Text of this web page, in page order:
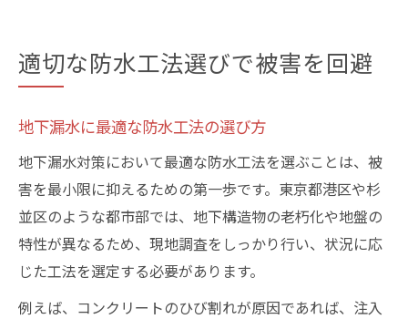
適切な防水工法選びで被害を回避
地下漏水に最適な防水工法の選び方
地下漏水対策において最適な防水工法を選ぶことは、被
害を最小限に抑えるための第一歩です。東京都港区や杉
並区のような都市部では、地下構造物の老朽化や地盤の
特性が異なるため、現地調査をしっかり行い、状況に応
じた工法を選定する必要があります。
例えば、コンクリートのひび割れが原因であれば、注入